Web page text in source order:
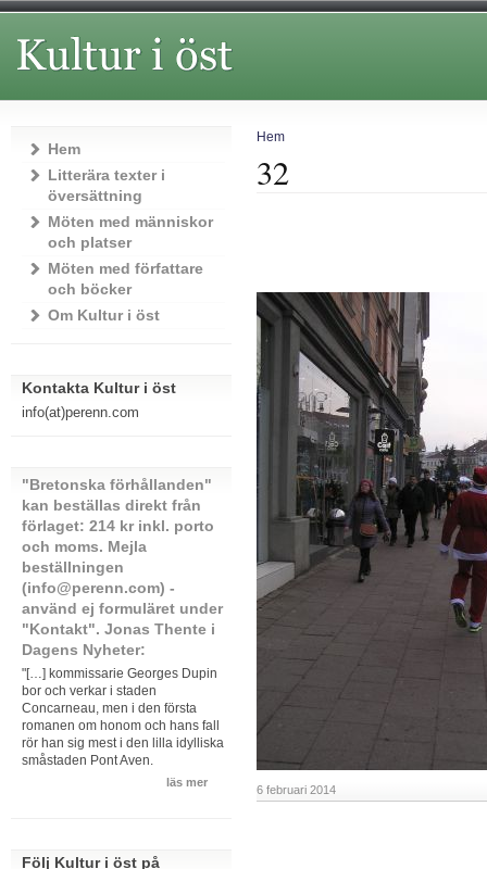
Hem
32
6 februari 2014
Hem
Litterära texter i
översättning
Möten med människor
och platser
Möten med författare
och böcker
Om Kultur i öst
Kontakta Kultur i öst
info(at)perenn.com
"Bretonska förhållanden"
kan beställas direkt från
förlaget: 214 kr inkl. porto
och moms. Mejla
beställningen
(info@perenn.com) -
använd ej formuläret under
"Kontakt". Jonas Thente i
Dagens Nyheter:
"[…] kommissarie Georges Dupin
bor och verkar i staden
Concarneau, men i den första
romanen om honom och hans fall
rör han sig mest i den lilla idylliska
småstaden Pont Aven.
läs mer
Följ Kultur i öst på